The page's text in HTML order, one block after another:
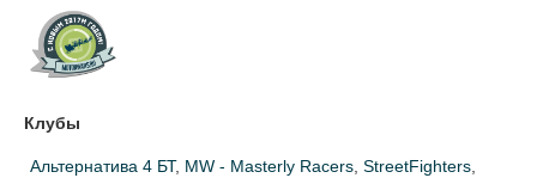
Клубы
Альтернатива 4 БТ, MW - Masterly Racers StreetFighters